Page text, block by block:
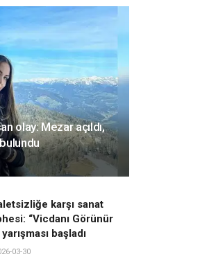
olay: Mezar açıldı,
karşı sanat
“Vicdanı Görünür
yarışması başladı
03-30